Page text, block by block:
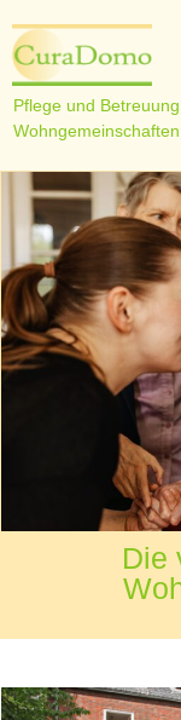
Pflege und
Wohngemeinschaften
Die